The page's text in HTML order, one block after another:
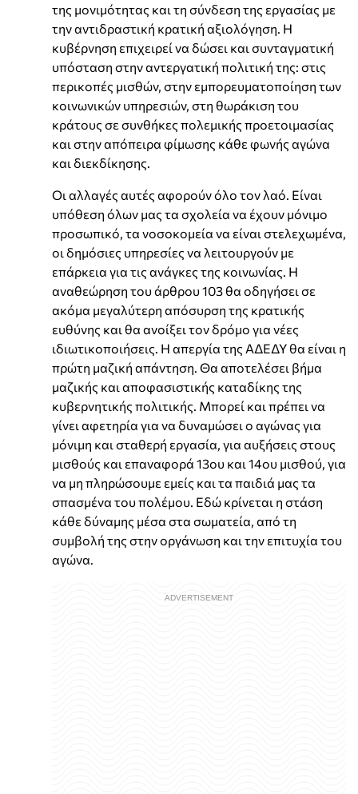
της μονιμότητας και τη σύνδεση της εργασίας με
την αντιδραστική κρατική αξιολόγηση. Η
κυβέρνηση επιχειρεί να δώσει και συνταγματική
υπόσταση στην αντεργατική πολιτική της: στις
περικοπές μισθών, στην εμπορευματοποίηση των
κοινωνικών υπηρεσιών, στη θωράκιση του
κράτους σε συνθήκες πολεμικής προετοιμασίας
και στην απόπειρα φίμωσης κάθε φωνής αγώνα
και διεκδίκησης.
Οι αλλαγές αυτές αφορούν όλο τον λαό. Είναι
υπόθεση όλων μας τα σχολεία να έχουν μόνιμο
προσωπικό, τα νοσοκομεία να είναι στελεχωμένα,
οι δημόσιες υπηρεσίες να λειτουργούν με
επάρκεια για τις ανάγκες της κοινωνίας. Η
αναθεώρηση του άρθρου 103 θα οδηγήσει σε
ακόμα μεγαλύτερη απόσυρση της κρατικής
ευθύνης και θα ανοίξει τον δρόμο για νέες
ιδιωτικοποιήσεις. Η απεργία της ΑΔΕΔΥ θα είναι η
πρώτη μαζική απάντηση. Θα αποτελέσει βήμα
μαζικής και αποφασιστικής καταδίκης της
κυβερνητικής πολιτικής. Μπορεί και πρέπει να
γίνει αφετηρία για να δυναμώσει ο αγώνας για
μόνιμη και σταθερή εργασία, για αυξήσεις στους
μισθούς και επαναφορά 13ου και 14ου μισθού, για
να μη πληρώσουμε εμείς και τα παιδιά μας τα
σπασμένα του πολέμου. Εδώ κρίνεται η στάση
κάθε δύναμης μέσα στα σωματεία, από τη
συμβολή της στην οργάνωση και την επιτυχία του
αγώνα.